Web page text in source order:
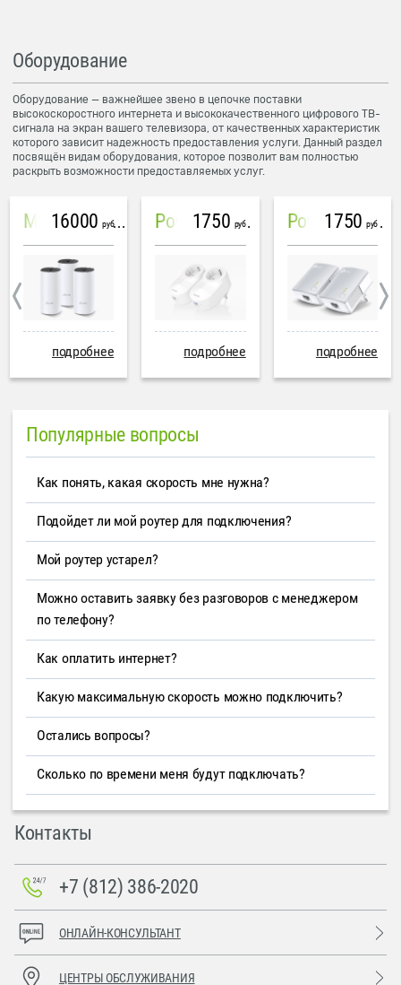
Оборудование
Оборудование — важнейшее звено в цепочке поставки
высокоскоростного интернета и высококачественного цифрового ТВ-
сигнала на экран вашего телевизора, от качественных характеристик
которого зависит надежность предоставления услуги. Данный раздел
посвящён видам оборудования, которое позволит вам полностью
раскрыть возможности предоставляемых услуг.
Mesh система TP-Link Deco M4 (3 устройства)
16000 руб
подробнее
PowerLine Tenda PH6
1750 руб
подробнее
PowerLine TP-Link AV600
1750 руб
подробнее
Популярные вопросы
Как понять, какая скорость мне нужна?
Подойдет ли мой роутер для подключения?
Мой роутер устарел?
Можно оставить заявку без разговоров с менеджером
по телефону?
Как оплатить интернет?
Какую максимальную скорость можно подключить?
Остались вопросы?
Сколько по времени меня будут подключать?
Контакты
+7 (812) 386-2020
ОНЛАЙН-КОНСУЛЬТАНТ
ЦЕНТРЫ ОБСЛУЖИВАНИЯ